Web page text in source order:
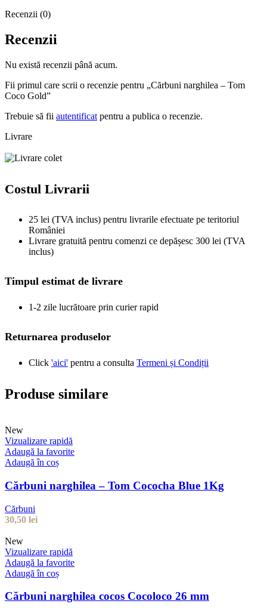
Recenzii (0)
Recenzii
Nu există recenzii până acum.
Fii primul care scrii o recenzie pentru „Cărbuni narghilea – Tom
Coco Gold”
Trebuie să fii autentificat pentru a publica o recenzie.
Livrare
Costul Livrarii
25 lei (TVA inclus) pentru livrarile efectuate pe teritoriul
României
Livrare gratuită pentru comenzi ce depășesc 300 lei (TVA
inclus)
Timpul estimat de livrare
1-2 zile lucrătoare prin curier rapid
Returnarea produselor
Click 'aici' pentru a consulta Termeni și Condiții
Produse similare
New
Vizualizare rapidă
Adaugă la favorite
Adaugă în coș
Cărbuni narghilea – Tom Cococha Blue 1Kg
Cărbuni
30,50 lei
New
Vizualizare rapidă
Adaugă la favorite
Adaugă în coș
Cărbuni narghilea cocos Cocoloco 26 mm